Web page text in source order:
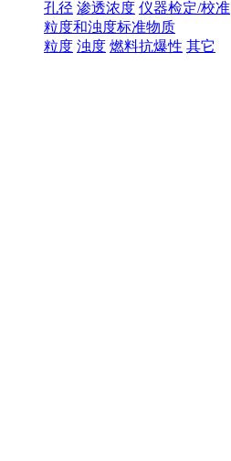
孔径 渗透浓度 仪器检定/校准
粒度和浊度标准物质
粒度 浊度 燃料抗爆性 其它